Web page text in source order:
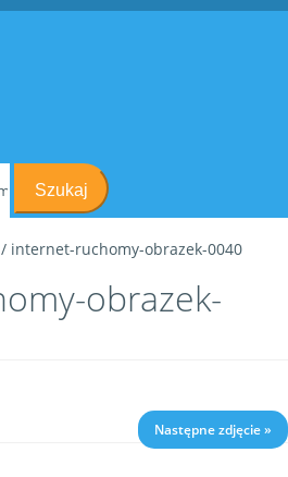
Szukaj
/ internet-ruchomy-obrazek-0040
obrazek-
Następne zdjęcie »